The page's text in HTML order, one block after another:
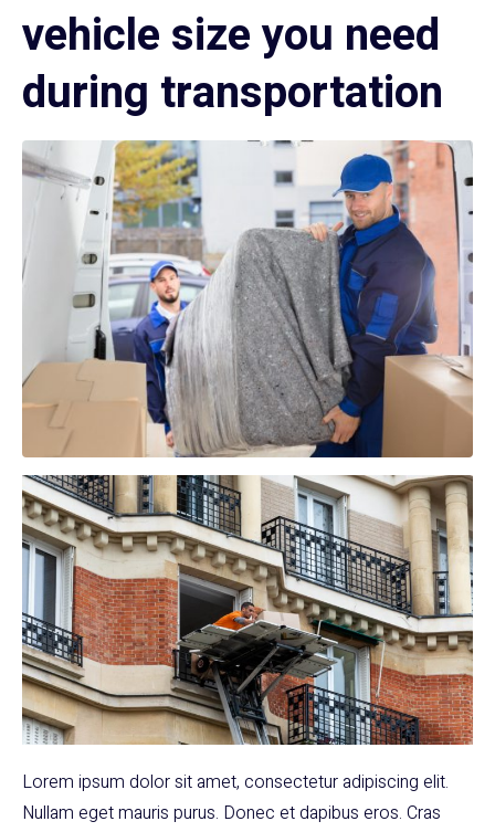
vehicle size you need
during transportation
Lorem ipsum dolor sit amet, consectetur adipiscing elit.
Nullam eget mauris purus. Donec et dapibus eros. Cras